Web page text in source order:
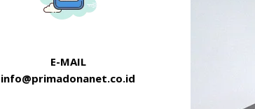
E-MAIL
info@primadonanet.co.id